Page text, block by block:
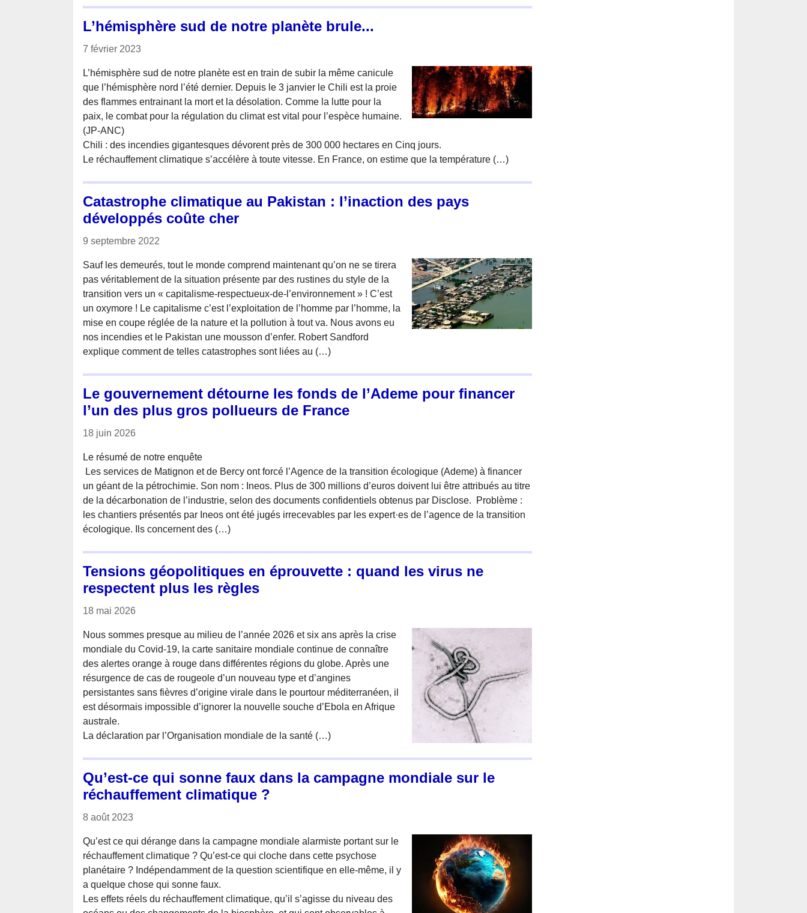
L’hémisphère sud de notre planète brule...
7 février 2023
L’hémisphère sud de notre planète est en train de subir la même canicule
que l’hémisphère nord l’été dernier. Depuis le 3 janvier le Chili est la proie
des flammes entrainant la mort et la désolation. Comme la lutte pour la
paix, le combat pour la régulation du climat est vital pour l’espèce humaine.
(JP-ANC)
Chili : des incendies gigantesques dévorent près de 300 000 hectares en Cinq jours.
Le réchauffement climatique s’accélère à toute vitesse. En France, on estime que la température (…)
Catastrophe climatique au Pakistan : l’inaction des pays
développés coûte cher
9 septembre 2022
Sauf les demeurés, tout le monde comprend maintenant qu’on ne se tirera
pas véritablement de la situation présente par des rustines du style de la
transition vers un « capitalisme-respectueux-de-l’environnement » ! C’est
un oxymore ! Le capitalisme c’est l’exploitation de l’homme par l’homme, la
mise en coupe réglée de la nature et la pollution à tout va. Nous avons eu
nos incendies et le Pakistan une mousson d’enfer. Robert Sandford
explique comment de telles catastrophes sont liées au (…)
Le gouvernement détourne les fonds de l’Ademe pour financer
l’un des plus gros pollueurs de France
18 juin 2026
Le résumé de notre enquête
­ Les services de Matignon et de Bercy ont forcé l’Agence de la transition écologique (Ademe) à financer
un géant de la pétrochimie. Son nom : Ineos. Plus de 300 millions d’euros doivent lui être attribués au titre
de la décarbonation de l’industrie, selon des documents confidentiels obtenus par Disclose. ­ Problème :
les chantiers présentés par Ineos ont été jugés irrecevables par les expert·es de l’agence de la transition
écologique. Ils concernent des (…)
Tensions géopolitiques en éprouvette : quand les virus ne
respectent plus les règles
18 mai 2026
Nous sommes presque au milieu de l’année 2026 et six ans après la crise
mondiale du Covid-19, la carte sanitaire mondiale continue de connaître
des alertes orange à rouge dans différentes régions du globe. Après une
résurgence de cas de rougeole d’un nouveau type et d’angines
persistantes sans fièvres d’origine virale dans le pourtour méditerranéen, il
est désormais impossible d’ignorer la nouvelle souche d’Ebola en Afrique
australe.
La déclaration par l’Organisation mondiale de la santé (…)
Qu’est-ce qui sonne faux dans la campagne mondiale sur le
réchauffement climatique ?
8 août 2023
Qu’est ce qui dérange dans la campagne mondiale alarmiste portant sur le
réchauffement climatique ? Qu’est-ce qui cloche dans cette psychose
planétaire ? Indépendamment de la question scientifique en elle-même, il y
a quelque chose qui sonne faux.
Les effets réels du réchauffement climatique, qu’il s’agisse du niveau des